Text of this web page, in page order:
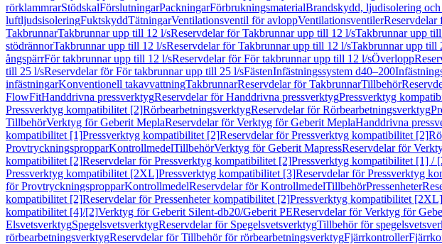
rörklammrarStödskalFörslutningarPackningarFörbrukningsmaterialBrandskydd, ljudisolering
luftljudsisoleringFuktskyddTätningarVentilationsventil för avloppVentilationsventilerReservdelar
TakbrunnarTakbrunnar upp till 12 l/sReservdelar för Takbrunnar upp till 12 l/sTakbrunnar upp
stödrännorTakbrunnar upp till 12 l/sReservdelar för Takbrunnar upp till 12 l/sTakbrunnar upp till
ångspärrFör takbrunnar upp till 12 l/sReservdelar för För takbrunnar upp till 12 l/sÖverlopp
till 25 l/sReservdelar för För takbrunnar upp till 25 l/sFästenInfästningssystem d40–200
infästningarKonventionell takavvattningTakbrunnarReservdelar för TakbrunnarTillbehör
FlowFitHanddrivna pressverktygReservdelar för Handdrivna pressverktygPressverktyg
Pressverktyg kompatibilitet [2]RörbearbetningsverktygReservdelar för Rörbearbetningsverktyg
TillbehörVerktyg för Geberit MeplaReservdelar för Verktyg för Geberit MeplaHanddrivna
kompatibilitet [1]Pressverktyg kompatibilitet [2]Reservdelar för Pressverktyg kompatibilitet [2]
ProvtryckningspropparKontrollmedelTillbehörVerktyg för Geberit MapressReservdelar för
kompatibilitet [2]Reservdelar för Pressverktyg kompatibilitet [2]Pressverktyg kompatibilitet [1] /
Pressverktyg kompatibilitet [2XL]Pressverktyg kompatibilitet [3]Reservdelar för Pressverktyg
för ProvtryckningspropparKontrollmedelReservdelar för KontrollmedelTillbehörPressenheter
kompatibilitet [2]Reservdelar för Pressenheter kompatibilitet [2]Pressverktyg kompatibilitet [2XL]
kompatibilitet [4]/[2]Verktyg för Geberit Silent-db20/Geberit PEReservdelar för Verktyg för
ElsvetsverktygSpegelsvetsverktygReservdelar för SpegelsvetsverktygTillbehör för
rörbearbetningsverktygReservdelar för Tillbehör för rörbearbetningsverktygFjärrkontroller